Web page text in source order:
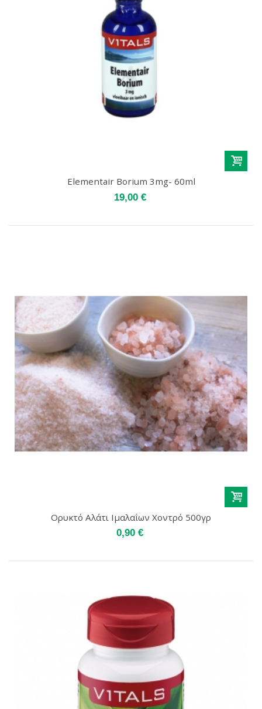
Elementair Borium 3mg- 60ml
19,00 €
Ορυκτό Αλάτι Ιμαλαΐων Χοντρό 500γρ
0,90 €